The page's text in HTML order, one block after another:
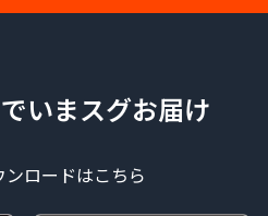
いまスグお届け
ロードはこちら